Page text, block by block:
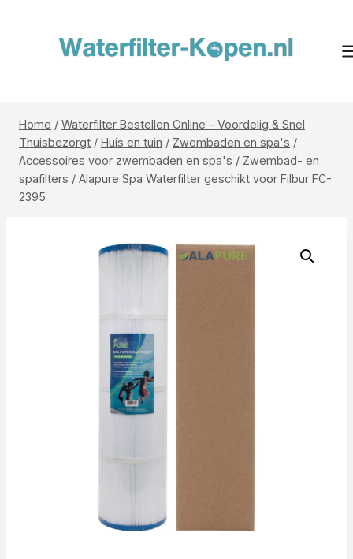
Home / Waterfilter Bestellen Online – Voordelig & Snel
Thuisbezorgt / Huis en tuin / Zwembaden en spa's /
Accessoires voor zwembaden en spa's / Zwembad- en
spafilters / Alapure Spa Waterfilter geschikt voor Filbur FC-
2395